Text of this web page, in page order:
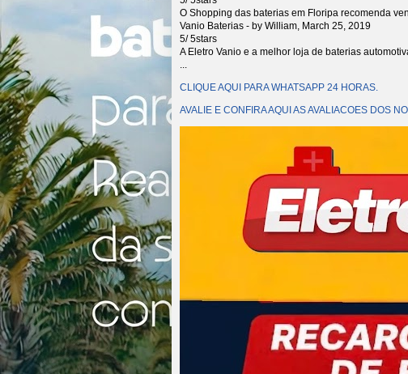
O Shopping das baterias em Floripa recomenda
Vanio Baterias - by William, March 25, 2019
5/5stars
A Eletro Vanio e a melhor loja de baterias
...
CLIQUE AQUI PARA WHATSAPP 24 HORAS.
AVALIE E CONFIRA AQUI AS AVALIACOES DOS